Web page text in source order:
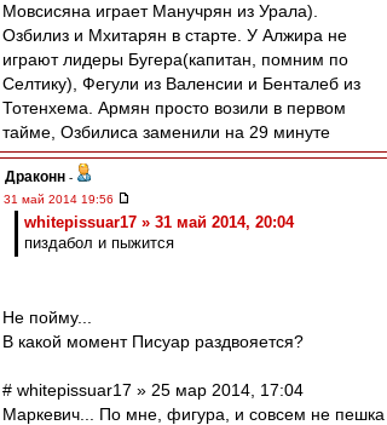
Мовсисяна играет Манучрян из Урала).
Озбилиз и Мхитарян в старте. У Алжира не
играют лидеры Бугера(капитан, помним по
Селтику), Фегули из Валенсии и Бенталеб из
Тотенхема. Армян просто возили в первом
тайме, Озбилиса заменили на 29 минуте
Драконн -
31 май 2014 19:56
whitepissuar17 » 31 май 2014, 20:04
пиздабол и пыжится
Не пойму...
В какой момент Писуар раздвояется?
# whitepissuar17 » 25 мар 2014, 17:04
Маркевич... По мне, фигура, и совсем не пешка